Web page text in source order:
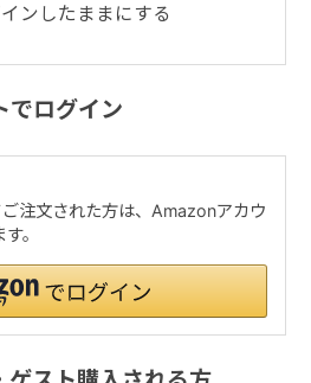
ンしたままにする
ログイン
注文された方は、Amazonアカウ
。